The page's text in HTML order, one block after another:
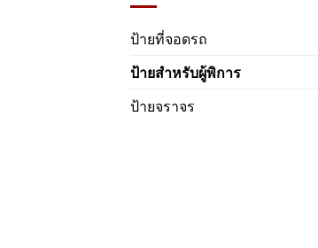
ป้ายที่จอดรถ
ป้ายสำหรับผู้พิการ
ป้ายจราจร